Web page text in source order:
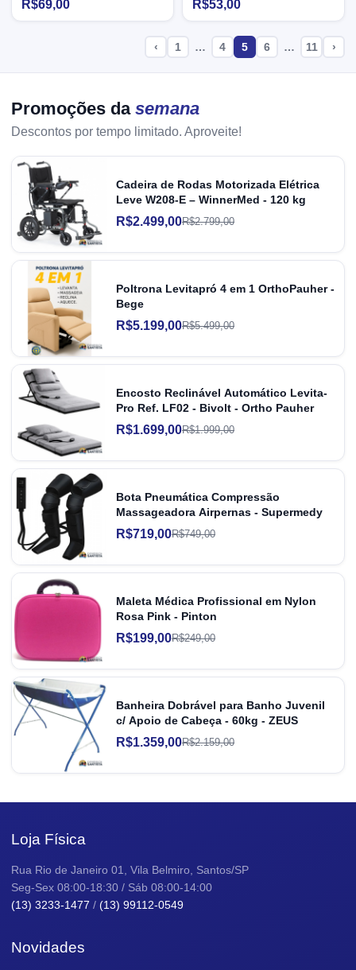
Pauher
R$69,00
R$53,00
‹ 1 … 4 5 6 … 11 ›
Promoções da semana
Descontos por tempo limitado. Aproveite!
Cadeira de Rodas Motorizada Elétrica
Leve W208-E – WinnerMed - 120 kg
R$2.499,00R$2.799,00
Poltrona Levitapró 4 em 1 OrthoPauher -
Bege
R$5.199,00R$5.499,00
Encosto Reclinável Automático Levita-
Pro Ref. LF02 - Bivolt - Ortho Pauher
R$1.699,00R$1.999,00
Bota Pneumática Compressão
Massageadora Airpernas - Supermedy
R$719,00R$749,00
Maleta Médica Profissional em Nylon
Rosa Pink - Pinton
R$199,00R$249,00
Banheira Dobrável para Banho Juvenil
c/ Apoio de Cabeça - 60kg - ZEUS
R$1.359,00R$2.159,00
Loja Física
Rua Rio de Janeiro 01, Vila Belmiro, Santos/SP
Seg-Sex 08:00-18:30 / Sáb 08:00-14:00
(13) 3233-1477 / (13) 99112-0549
Novidades